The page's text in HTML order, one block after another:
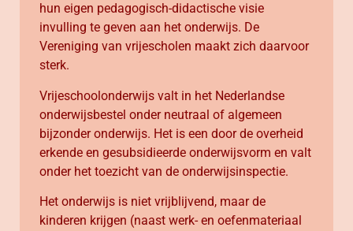
hun eigen pedagogisch-didactische visie
invulling te geven aan het onderwijs. De
Vereniging van vrijescholen maakt zich daarvoor
sterk.
Vrijeschoolonderwijs valt in het Nederlandse
onderwijsbestel onder neutraal of algemeen
bijzonder onderwijs. Het is een door de overheid
erkende en gesubsidieerde onderwijsvorm en valt
onder het toezicht van de onderwijsinspectie.
Het onderwijs is niet vrijblijvend, maar de
kinderen krijgen (naast werk- en oefenmateriaal